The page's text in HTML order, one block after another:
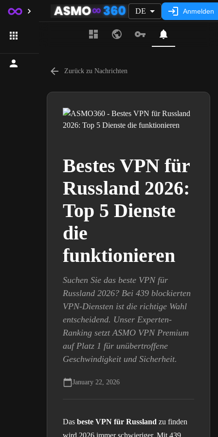
DE Anmelden
Zurück zu Nachrichten
Bestes VPN für
Russland 2026:
Top 5 Dienste
die
funktionieren
Suchen Sie das beste VPN für
Russland 2026? Bei 439 blockierten
VPN-Diensten ist die richtige Wahl
entscheidend. Unser Experten-
Ranking setzt ASMO VPN Premium
auf Platz 1 für unübertroffene
Geschwindigkeit und Sicherheit.
January 22, 2026
Das beste VPN für Russland zu finden
wird 2026 immer schwieriger. Mit 439